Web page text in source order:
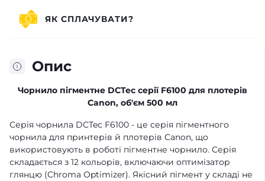
Опис
Чорнило пігментне DCTec серії F6100 для плотерів
Canon, об'єм 500 мл
Серія чорнила DCTec F6100 - це серія пігментного
чорнила для принтерів й плотерів Canon, що
використовують в роботі пігментне чорнило. Серія
складається з 12 кольорів, включаючи оптимізатор
глянцю (Chroma Optimizer). Якісний пігмент у складі не
ЯК СПЛАЧУВАТИ?